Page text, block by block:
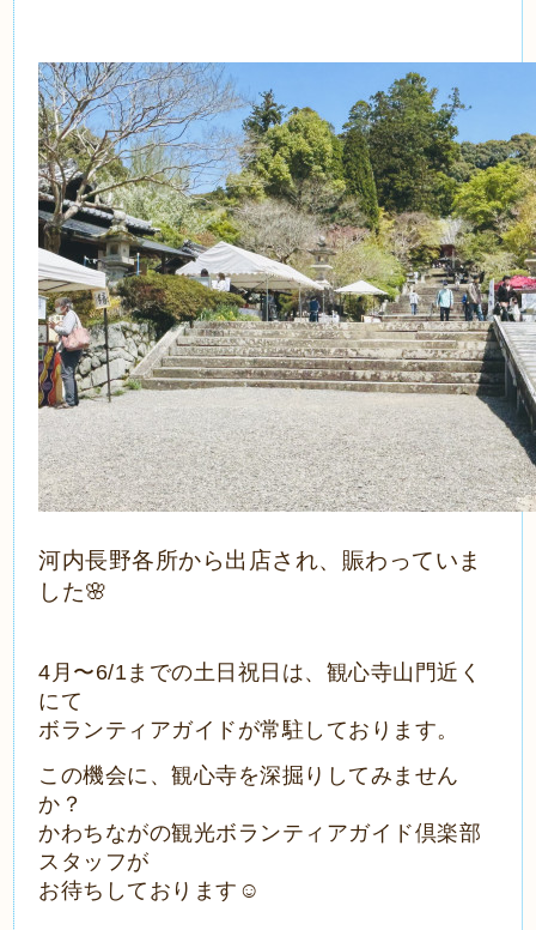
河内長野各所から出店され、賑わっていま
した🌸
4月〜6/1までの土日祝日は、観心寺山門近く
にて
ボランティアガイドが常駐しております。
この機会に、観心寺を深掘りしてみません
か？
かわちながの観光ボランティアガイド倶楽部
スタッフが
お待ちしております☺️